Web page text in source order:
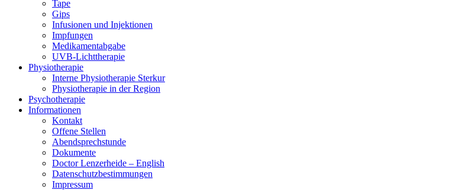
Tape
Gips
Infusionen und Injektionen
Impfungen
Medikamentabgabe
UVB-Lichttherapie
Physiotherapie
Interne Physiotherapie Sterkur
Physiotherapie in der Region
Psychotherapie
Informationen
Kontakt
Offene Stellen
Abendsprechstunde
Dokumente
Doctor Lenzerheide – English
Datenschutzbestimmungen
Impressum